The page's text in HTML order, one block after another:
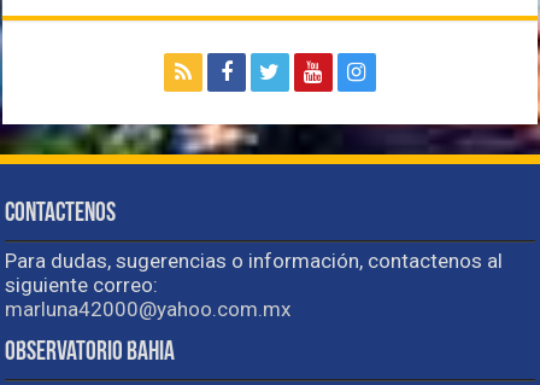
Contactenos
Para dudas, sugerencias o información, contactenos al
siguiente correo:
marluna42000@yahoo.com.mx
Observatorio Bahia